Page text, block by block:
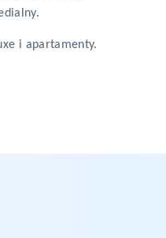
i apartamenty.